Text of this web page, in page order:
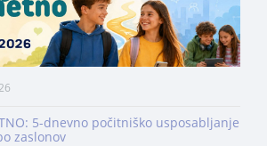
5-dnevno počitniško usposabljanje
zaslonov